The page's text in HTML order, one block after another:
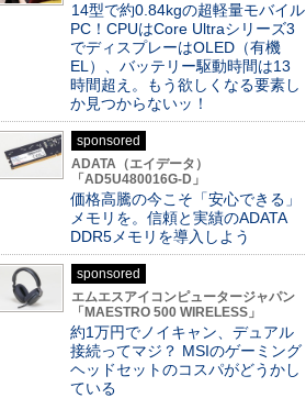
14型で約0.84kgの超軽量モバイル
PC！CPUはCore Ultraシリーズ3
でディスプレーはOLED（有機
EL）、バッテリー駆動時間は13
時間超え。もう欲しくなる要素し
か見つからないッ！
sponsored
ADATA（エイデータ）
「AD5U480016G-D」
価格高騰の今こそ「安心できる」
メモリを。信頼と実績のADATA
DDR5メモリを導入しよう
sponsored
エムエスアイコンピュータージャパン
「MAESTRO 500 WIRELESS」
約1万円でノイキャン、デュアル
接続ってマジ？ MSIのゲーミング
ヘッドセットのコスパがどうかし
ている